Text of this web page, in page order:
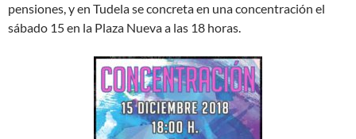
pensiones, y en Tudela se concreta en una concentración el
sábado 15 en la Plaza Nueva a las 18 horas.